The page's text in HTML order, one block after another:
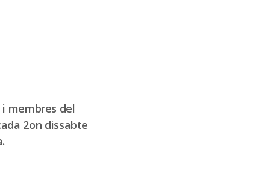
membres del
2on dissabte